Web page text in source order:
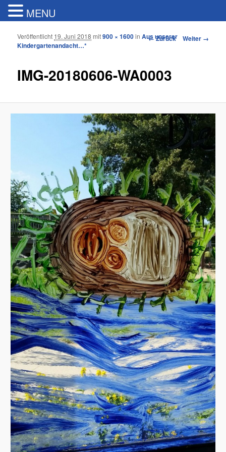
Bilder-Navigation
← Zurück Weiter →
IMG-20180606-WA0003
Veröffentlicht 19. Juni 2018 mit900 × 1600inAus unserer
Kindergartenandacht…*
MENU